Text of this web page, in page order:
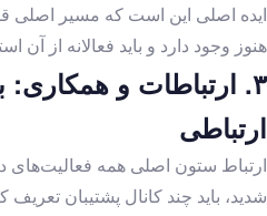
ایده اصلی این است که مسیر اصلی
هنوز وجود دارد و باید فعالانه از آن
۳. ارتباطات و همکاری:
ارتباطی
ارتباط ستون اصلی همه فعالیت‌های
شدید، باید چند کانال پشتیبان تعریف